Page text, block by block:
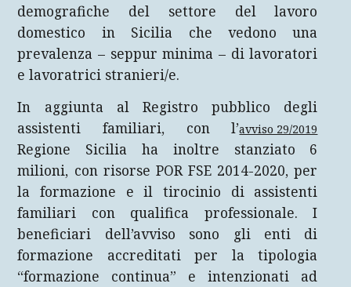
demografiche del settore del lavoro
domestico in Sicilia che vedono una
prevalenza – seppur minima – di lavoratori
e lavoratrici stranieri/e.
In aggiunta al Registro pubblico degli
assistenti familiari, con l’avviso 29/2019
Regione Sicilia ha inoltre stanziato 6
milioni, con risorse POR FSE 2014-2020, per
la formazione e il tirocinio di assistenti
familiari con qualifica professionale. I
beneficiari dell’avviso sono gli enti di
formazione accreditati per la tipologia
“formazione continua” e intenzionati ad